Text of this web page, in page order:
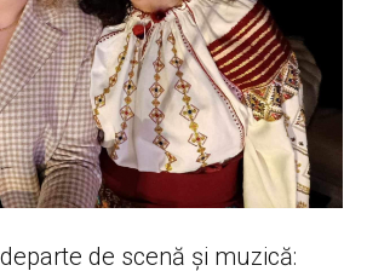
de scenă și muzică: